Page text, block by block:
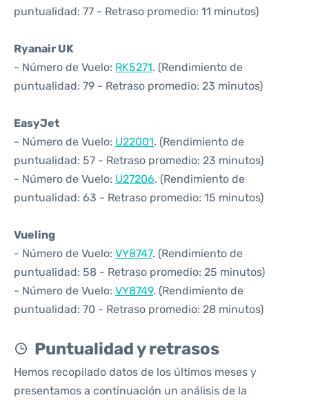
puntualidad: 77 - Retraso promedio: 11 minutos)
Ryanair UK
- Número de Vuelo: RK5271. (Rendimiento de
puntualidad: 79 - Retraso promedio: 23 minutos)
EasyJet
- Número de Vuelo: U22001. (Rendimiento de
puntualidad: 57 - Retraso promedio: 23 minutos)
- Número de Vuelo: U27206. (Rendimiento de
puntualidad: 63 - Retraso promedio: 15 minutos)
Vueling
- Número de Vuelo: VY8747. (Rendimiento de
puntualidad: 58 - Retraso promedio: 25 minutos)
- Número de Vuelo: VY8749. (Rendimiento de
puntualidad: 70 - Retraso promedio: 28 minutos)
Puntualidad y retrasos
Hemos recopilado datos de los últimos meses y
presentamos a continuación un análisis de la